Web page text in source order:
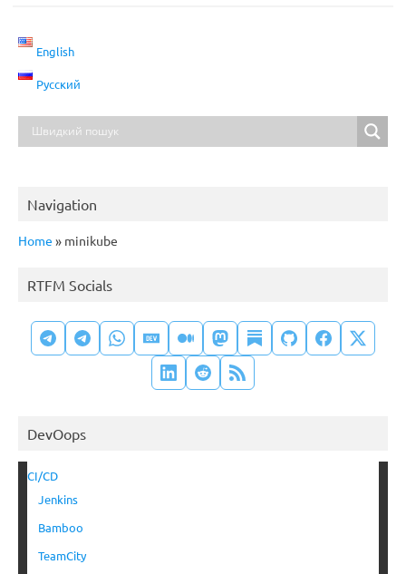
English
Русский
Navigation
Home » minikube
RTFM Socials
DevOops
CI/CD
Jenkins
Bamboo
TeamCity